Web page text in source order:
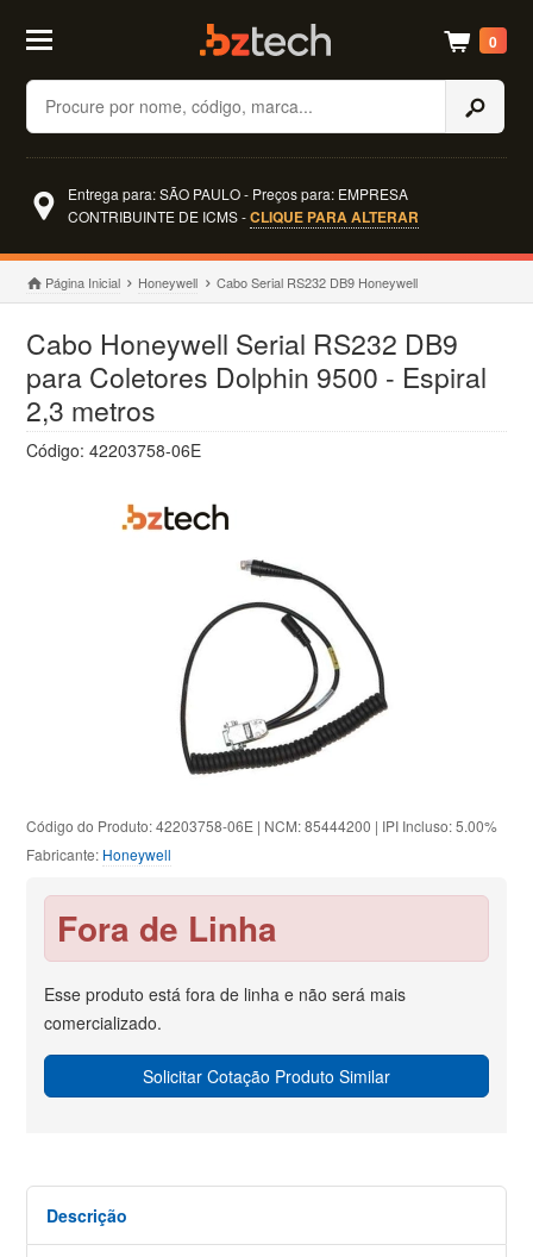
Buscar
0
Entrega para: SÃO PAULO - Preços para: EMPRESA
CONTRIBUINTE DE ICMS -CLIQUE PARA ALTERAR
Página Inicial Honeywell Cabo Serial RS232 DB9 Honeywell
Cabo Honeywell Serial RS232 DB9
para Coletores Dolphin 9500 - Espiral
2,3 metros
Código: 42203758-06E
Código do Produto: 42203758-06E | NCM: 85444200 | IPI Incluso: 5.00%
Fabricante: Honeywell
Fora de Linha
Esse produto está fora de linha e não será mais
comercializado.
Solicitar Cotação Produto Similar
Descrição